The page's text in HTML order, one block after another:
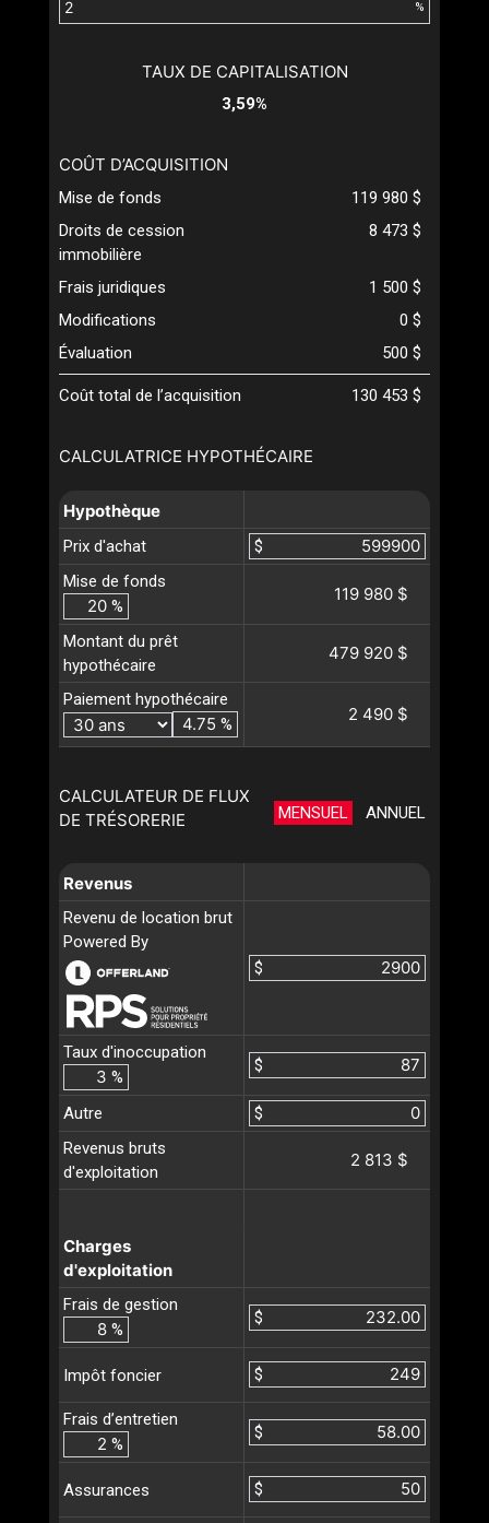
%
CALCULATRICE HYPOTHÉCAIRE
Hypothèque
Prix d'achat
$
Mise de fonds
%
119 980 $
Montant du prêt
hypothécaire
479 920 $
Paiement hypothécaire
%
2 490 $
CALCULATEUR DE FLUX
DE TRÉSORERIE
MENSUEL ANNUEL
Revenus
Revenu de location brut
Powered By
$
Taux d'inoccupation
%
$
Autre
$
Revenus bruts
d'exploitation
2 813 $
Charges
d'exploitation
Frais de gestion
%
$
Impôt foncier $
Frais d’entretien
%
$
Assurances $
TAUX DE CAPITALISATION
3,59%
COÛT D’ACQUISITION
Mise de fonds
119 980 $
Droits de cession
immobilière
8 473 $
Frais juridiques
1 500 $
Modifications
0 $
Évaluation
500 $
Coût total de l’acquisition 130 453 $